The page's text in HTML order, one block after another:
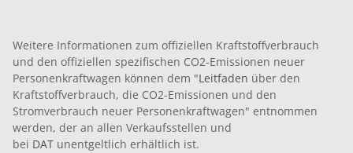
Weitere Informationen zum offiziellen Kraftstoffverbrauch
und den offiziellen spezifischen CO2-Emissionen neuer
Personenkraftwagen können dem "Leitfaden über den
Kraftstoffverbrauch, die CO2-Emissionen und den
Stromverbrauch neuer Personenkraftwagen" entnommen
werden, der an allen Verkaufsstellen und
bei DAT unentgeltlich erhältlich ist.